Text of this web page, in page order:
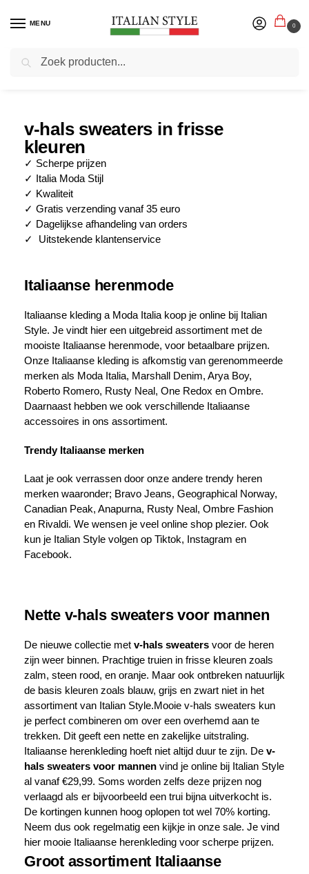
MENU 0
Home Blog / v-hals sweaters in frisse kleuren
v-hals sweaters in frisse
kleuren
✓ Scherpe prijzen
✓ Italia Moda Stijl
✓ Kwaliteit
✓ Gratis verzending vanaf 35 euro
✓ Dagelijkse afhandeling van orders
✓ Uitstekende klantenservice
Italiaanse herenmode
Italiaanse kleding a Moda Italia koop je online bij Italian
Style. Je vindt hier een uitgebreid assortiment met de
mooiste Italiaanse herenmode, voor betaalbare prijzen.
Onze Italiaanse kleding is afkomstig van gerenommeerde
merken als Moda Italia, Marshall Denim, Arya Boy,
Roberto Romero, Rusty Neal, One Redox en Ombre.
Daarnaast hebben we ook verschillende Italiaanse
accessoires in ons assortiment.
Trendy Italiaanse merken
Laat je ook verrassen door onze andere trendy heren
merken waaronder; Bravo Jeans, Geographical Norway,
Canadian Peak, Anapurna, Rusty Neal, Ombre Fashion
en Rivaldi. We wensen je veel online shop plezier. Ook
kun je Italian Style volgen op Tiktok, Instagram en
Facebook.
Nette v-hals sweaters voor mannen
De nieuwe collectie met v-hals sweaters voor de heren
zijn weer binnen. Prachtige truien in frisse kleuren zoals
zalm, steen rood, en oranje. Maar ook ontbreken natuurlijk
de basis kleuren zoals blauw, grijs en zwart niet in het
assortiment van Italian Style.Mooie v-hals sweaters kun
je perfect combineren om over een overhemd aan te
trekken. Dit geeft een nette en zakelijke uitstraling.
Italiaanse herenkleding hoeft niet altijd duur te zijn. De v-
hals sweaters voor mannen vind je online bij Italian Style
al vanaf €29,99. Soms worden zelfs deze prijzen nog
verlaagd als er bijvoorbeeld een trui bijna uitverkocht is.
De kortingen kunnen hoog oplopen tot wel 70% korting.
Neem dus ook regelmatig een kijkje in onze sale. Je vind
hier mooie Italiaanse herenkleding voor scherpe prijzen.
Groot assortiment Italiaanse